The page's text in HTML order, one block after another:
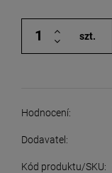
szt.
Hodnocení:
Dodavatel:
Kód produktu/SKU: